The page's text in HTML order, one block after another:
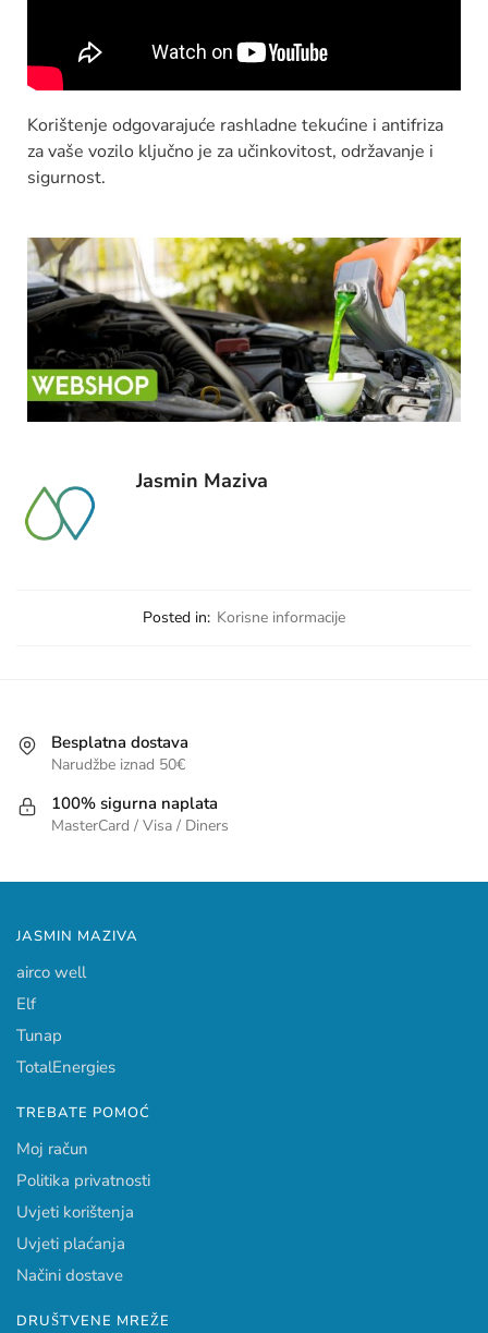
Korištenje odgovarajuće rashladne tekućine i antifriza
za vaše vozilo ključno je za učinkovitost, održavanje i
sigurnost.
Jasmin Maziva
Posted in: Korisne informacije
Besplatna dostava
Narudžbe iznad 50€
100% sigurna naplata
MasterCard / Visa / Diners
JASMIN MAZIVA
airco well
Elf
Tunap
TotalEnergies
TREBATE POMOĆ
Moj račun
Politika privatnosti
Uvjeti korištenja
Uvjeti plaćanja
Načini dostave
DRUŠTVENE MREŽE